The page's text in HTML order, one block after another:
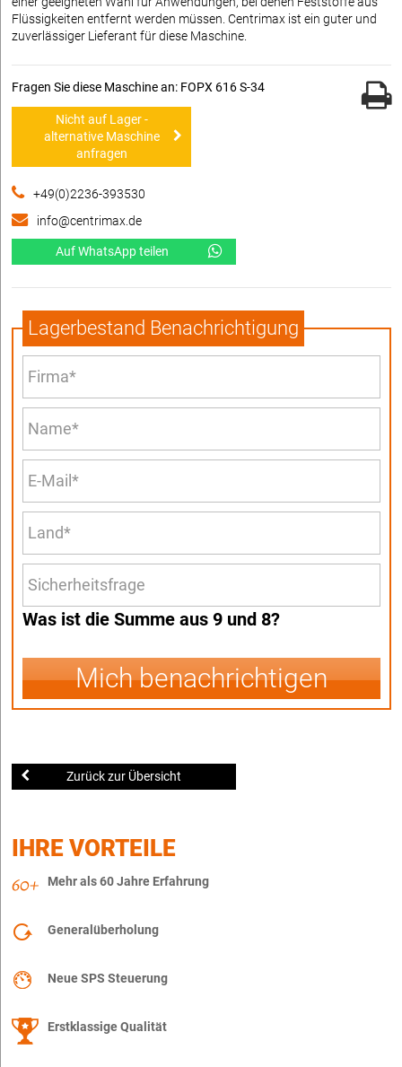
Flüssigkeiten entfernt werden müssen. Centrimax ist ein guter und
zuverlässiger Lieferant für diese Maschine.
Fragen Sie diese Maschine an: FOPX 616 S-34
Nicht auf Lager -
alternative Maschine
anfragen
+49(0)2236-393530
info@centrimax.de
Auf WhatsApp teilen
Lagerbestand Benachrichtigung
Was ist die Summe aus 9 und 8?
Mich benachrichtigen
Zurück zur Übersicht
IHRE VORTEILE
Mehr als 60 Jahre Erfahrung
Generalüberholung
Neue SPS Steuerung
Erstklassige Qualität